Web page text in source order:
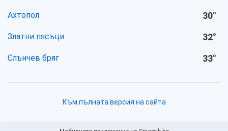
Ахтопол 30°
Златни пясъци 32°
Слънчев бряг 33°
Към пълната версия на сайта